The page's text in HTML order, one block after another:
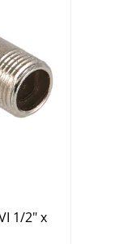
1/2" x